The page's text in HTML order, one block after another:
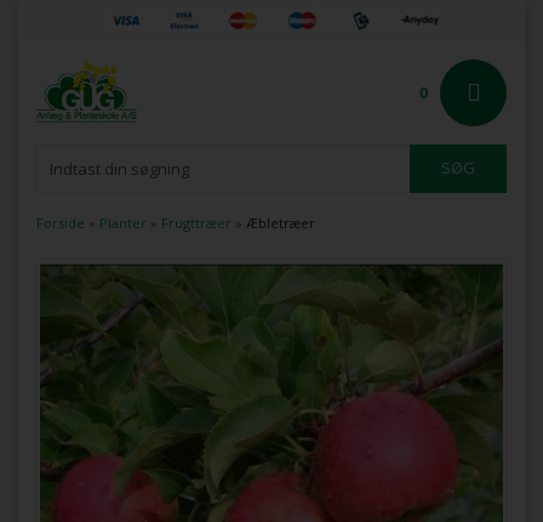
0
Forside » Planter » Frugttræer » Æbletræer